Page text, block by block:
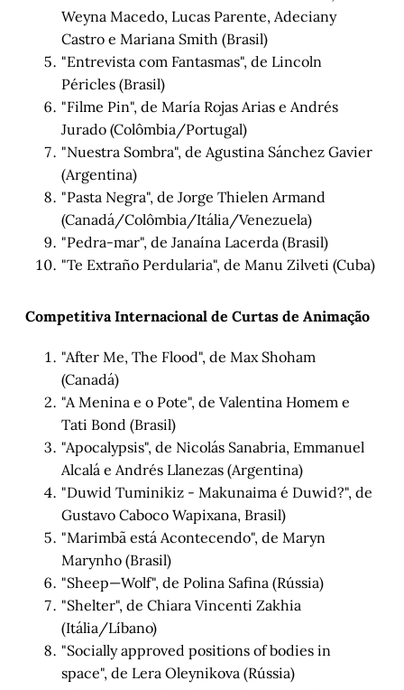
Weyna Macedo, Lucas Parente, Adeciany
Castro e Mariana Smith (Brasil)
"Entrevista com Fantasmas", de Lincoln
Péricles (Brasil)
"Filme Pin", de María Rojas Arias e Andrés
Jurado (Colômbia/Portugal)
"Nuestra Sombra", de Agustina Sánchez Gavier
(Argentina)
"Pasta Negra", de Jorge Thielen Armand
(Canadá/Colômbia/Itália/Venezuela)
"Pedra-mar", de Janaína Lacerda (Brasil)
"Te Extraño Perdularia", de Manu Zilveti (Cuba)
Competitiva Internacional de Curtas de Animação
"After Me, The Flood", de Max Shoham
(Canadá)
"A Menina e o Pote", de Valentina Homem e
Tati Bond (Brasil)
"Apocalypsis", de Nicolás Sanabria, Emmanuel
Alcalá e Andrés Llanezas (Argentina)
"Duwid Tuminikiz - Makunaima é Duwid?", de
Gustavo Caboco Wapixana, Brasil)
"Marimbã está Acontecendo", de Maryn
Marynho (Brasil)
"Sheep—Wolf", de Polina Safina (Rússia)
"Shelter", de Chiara Vincenti Zakhia
(Itália/Líbano)
"Socially approved positions of bodies in
space", de Lera Oleynikova (Rússia)